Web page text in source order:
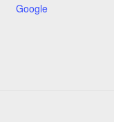
Google